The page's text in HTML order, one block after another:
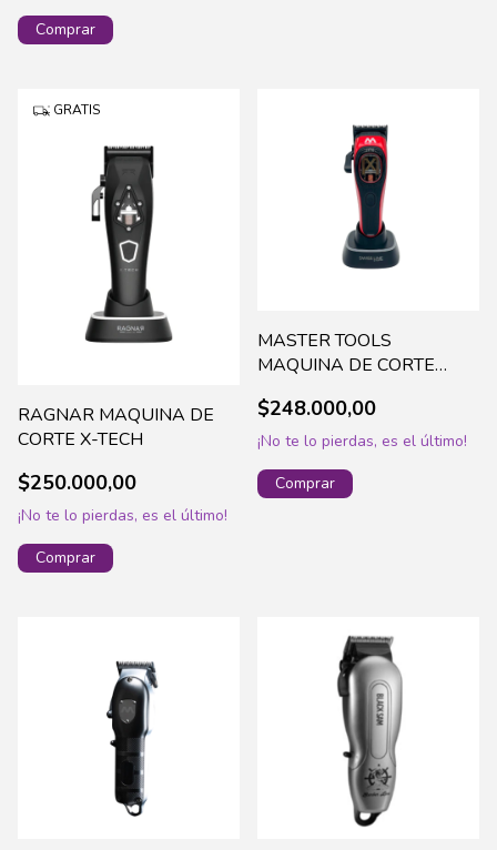
GRATIS
RAGNAR MAQUINA DE
CORTE X-TECH
$250.000,00
¡No te lo pierdas, es el último!
MASTER TOOLS
MAQUINA DE CORTE
301R
$248.000,00
¡No te lo pierdas, es el último!